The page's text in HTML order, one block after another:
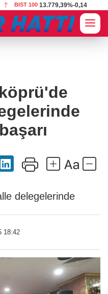
BIST 100 13.779,39%-0,14
delegelerinde
18:42